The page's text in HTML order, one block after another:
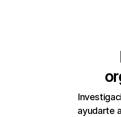
ayudarte